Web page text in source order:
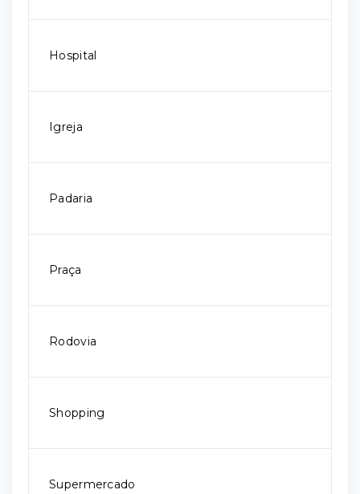
Hospital
Igreja
Padaria
Praça
Rodovia
Shopping
Supermercado